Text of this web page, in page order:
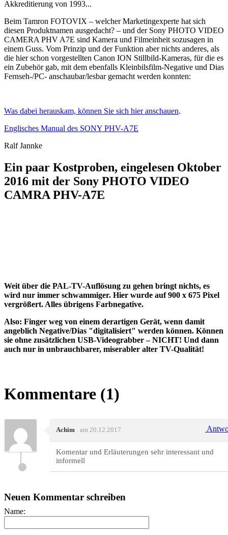
Akkreditierung von 1993...
Beim Tamron FOTOVIX – welcher Marketingexperte hat sich
diesen Produktnamen ausgedacht? – und der Sony PHOTO VIDEO
CAMERA PHV A7E sind Kamera und Filmeinheit sozusagen in
einem Guss. Vom Prinzip und der Funktion aber nichts anderes, als
die hier schon vorgestellten Canon ION Stillbild-Kameras, für die es
ein Zubehör gab, mit dem ebenfalls Kleinbilsfilm-Negative und Dias
Fernseh-/PC- anschaubar/lesbar gemacht werden konnten:
Was dabei herauskam, können Sie sich hier anschauen.
Englisches Manual des SONY PHV-A7E
Ralf Jannke
Ein paar Kostproben, eingelesen Oktober
2016 mit der Sony PHOTO VIDEO
CAMRA PHV-A7E
Weit über die PAL-TV-Auflösung zu gehen bringt nichts, es
wird nur immer schwammiger. Hier wurde auf 900 x 675 Pixel
vergrößert. Alles übrigens Farbnegative.
Also: Finger weg von einem derartigen Gerät, wenn damit
angeblich Negative/Dias "digitalisiert" werden können. Können
sie ohne zusätzlichen USB-Videograbber – NICHT! Und dann
auch nur in unbrauchbarer, miserabler alter TV-Qualität!
Kommentare (1)
Achim am 20.12.2017
Komentar und Erläuterungen sehr interessant und
informell
Neuen Kommentar schreiben
Name: